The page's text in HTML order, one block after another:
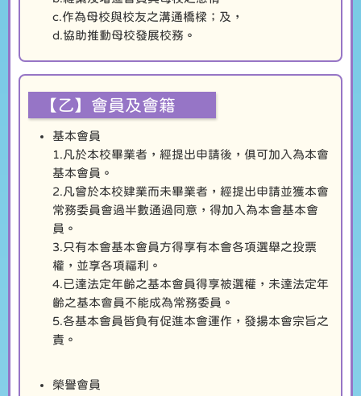
c.作為母校與校友之溝通橋樑；及，
d.協助推動母校發展校務。
【乙】會員及會籍
基本會員
1.凡於本校畢業者，經提出申請後，俱可加入為本會
基本會員。
2.凡曾於本校肄業而未畢業者，經提出申請並獲本會
常務委員會過半數通過同意，得加入為本會基本會
員。
3.只有本會基本會員方得享有本會各項選舉之投票
權，並享各項福利。
4.已達法定年齡之基本會員得享被選權，未達法定年
齡之基本會員不能成為常務委員。
5.各基本會員皆負有促進本會運作，發揚本會宗旨之
責。
榮譽會員